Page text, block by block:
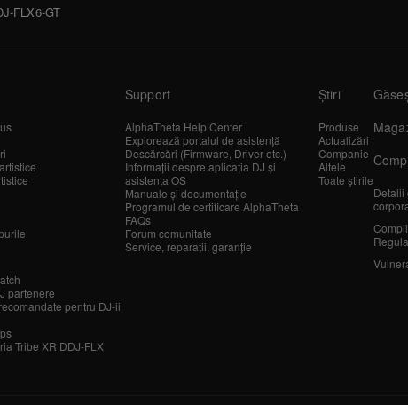
FLX6-GT
partenere
pentru DJ-ii
Tribe XR DDJ-FLX
Support
AlphaTheta Help Center
Explorează portalul de asistență
Descărcări (Firmware, Driver etc.)
Informații despre aplicația DJ și
asistența OS
Manuale și documentație
Programul de certificare AlphaTheta
FAQs
Forum comunitate
Service, reparații, garanție
Știri
Produse
Actualizări
Companie
Altele
Toate știrile
Detalii